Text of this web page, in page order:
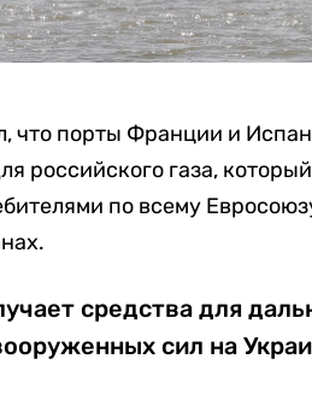
что порты Франции и
российского газа,
по всему
средства для
сил на